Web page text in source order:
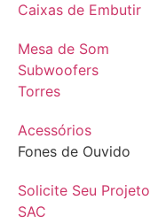
Caixas de Embutir
Mesa de Som
Subwoofers
Torres
Acessórios
Fones de Ouvido
Solicite Seu Projeto
SAC